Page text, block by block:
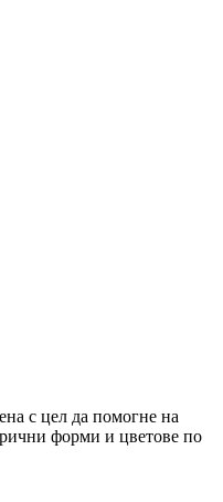
с цел да помогне на
форми и цветове по